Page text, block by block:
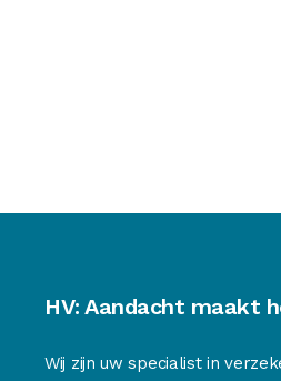
HV: Aandacht maakt
Wij zijn uw specialist in